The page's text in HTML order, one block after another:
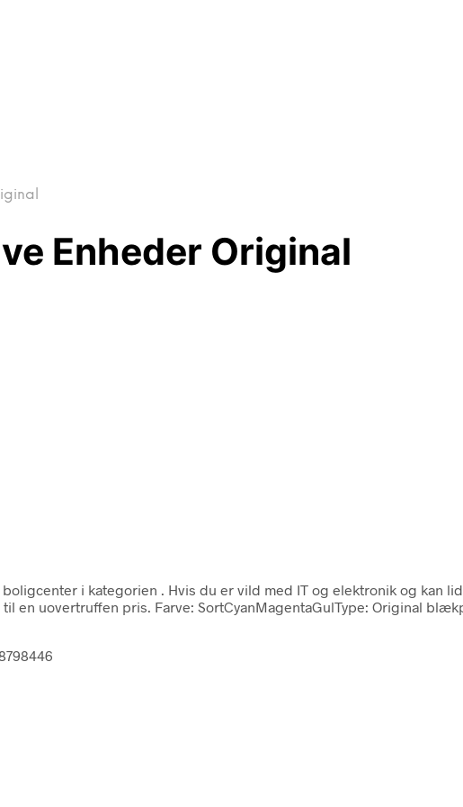
Enheder Original
boligcenter i kategorien
. Hvis du er vild med IT og elektronik og kan
en uovertruffen pris. Farve: SortCyanMagentaGulType: Original